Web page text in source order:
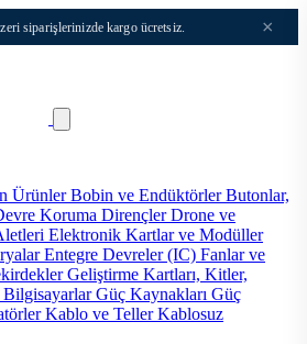
siparişlerinizde kargo ücretsiz. ×
ÜrünlerBobin ve EndüktörlerButonlar,
Koruma DirençlerDrone ve
Elektronik Kartlar ve Modüller
Entegre Devreler (IC) Fanlar ve
Geliştirme Kartları, Kitler,
Güç Kaynakları Güç
Kablo ve TellerKablosuz